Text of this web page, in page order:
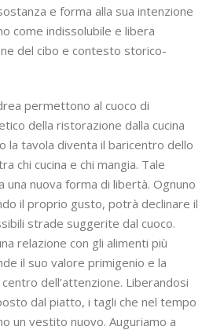
e forma alla sua intenzione
come indissolubile e libera
del cibo e contesto storico-
permettono al cuoco di
della ristorazione dalla cucina
la tavola diventa il baricentro dello
chi cucina e chi mangia. Tale
nuova forma di libertà. Ognuno
il proprio gusto, potrà declinare il
strade suggerite dal cuoco.
relazione con gli alimenti più
il suo valore primigenio e la
dell’attenzione. Liberandosi
dal piatto, i tagli che nel tempo
un vestito nuovo. Auguriamo a